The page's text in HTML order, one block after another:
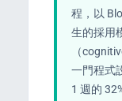
程，以
生的採用
（
一門程式
1 週的